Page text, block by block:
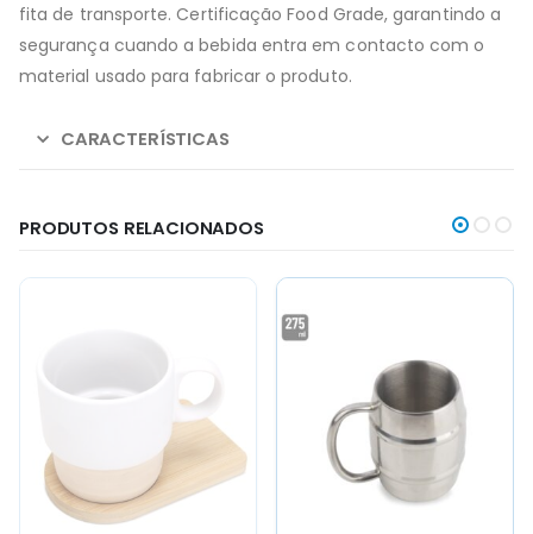
fita de transporte. Certificação Food Grade, garantindo a
segurança cuando a bebida entra em contacto com o
material usado para fabricar o produto.
CARACTERÍSTICAS
PRODUTOS RELACIONADOS